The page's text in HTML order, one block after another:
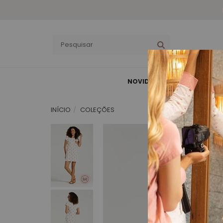
NOVIDADES COLEÇÕES
INÍCIO COLEÇÕES